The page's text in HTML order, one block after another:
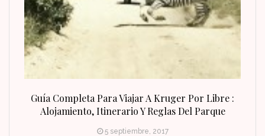
Guía Completa Para Viajar A Kruger Por Libre :
Alojamiento, Itinerario Y Reglas Del Parque
5 septiembre, 2017